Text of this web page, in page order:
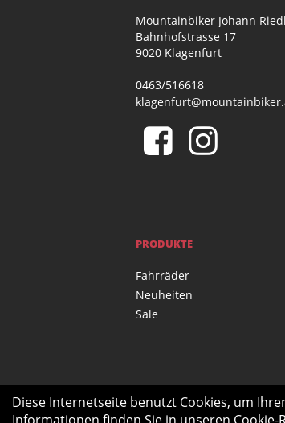
Mountainbiker Johann
Bahnhofstrasse 17
9020 Klagenfurt
0463/516618
PRODUKTE
Fahrräder
Neuheiten
Sale
Diese Internetseite benutzt Cookies, um